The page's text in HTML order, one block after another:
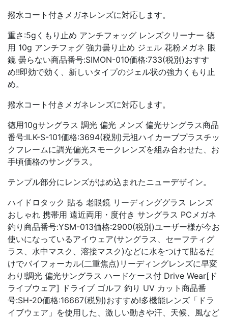
撥水コート付きメガネレンズに対応します。
重さ:5gくもり止め アンチフォッグ レンズクリーナー 徳
用 10g アンチフォグ 強力曇り止め ジェル 花粉メガネ 眼
鏡 曇らない商品番号:SIMON-010価格:733(税別)おすす
め!!即効で効く、新しいタイプのジェル状の強力くもり止
め。
撥水コート付きメガネレンズに対応します。
徳用10gサングラス 調光 偏光 メンズ 偏光サングラス商品
番号:ILK-S-101価格:3694(税別)元祖ハイカーブプラスチッ
クフレームに調光偏光スモークレンズを組み合わせた、お
手頃価格のサングラス。
テンプル部分にレンズがはめ込まれたニューデザイン。
ハイドロタック 貼る 老眼鏡 リーディンググラス レンズ
おしゃれ 携帯用 遠近両用・度付き サングラス PCメガネ
釣り商品番号:YSM-013価格:2900(税別)ユーザー様が今お
使いになっているアイウェア(サングラス、セーフティグ
ラス、水中マスク、溶接マスク)などに水をつけて貼るだ
けでバイフォーカル(二重焦点)リーディングレンズに早変
わり!調光 偏光サングラス ハードケース付 Drive Wear[ド
ライブウェア] ドライブ ゴルフ 釣り UV カット商品番
号:SH-20価格:16667(税別)おすすめ!多機能レンズ「ドラ
イブウェア」を使用した、激しい動きや汗、天候、風など